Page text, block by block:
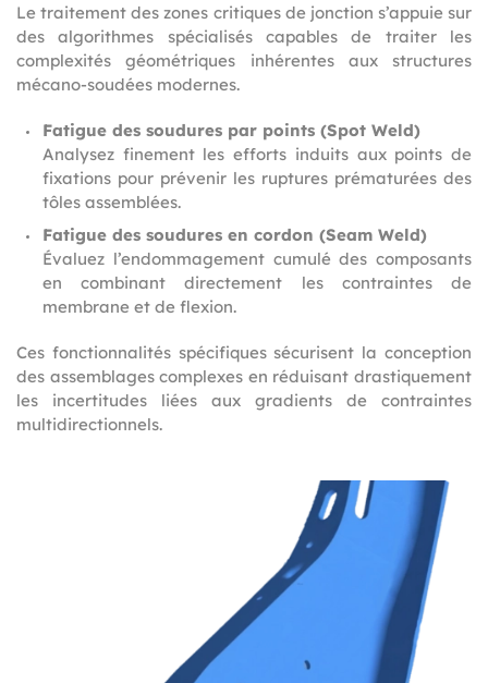
Le traitement des zones critiques de jonction s’appuie sur
des algorithmes spécialisés capables de traiter les
complexités géométriques inhérentes aux structures
mécano-soudées modernes.
Fatigue des soudures par points (Spot Weld)​
Analysez finement les efforts induits aux points de
fixations pour prévenir les ruptures prématurées des
tôles assemblées.
Fatigue des soudures en cordon (Seam Weld)​
Évaluez l’endommagement cumulé des composants
en combinant directement les contraintes de
membrane et de flexion.
Ces fonctionnalités spécifiques sécurisent la conception
des assemblages complexes en réduisant drastiquement
les incertitudes liées aux gradients de contraintes
multidirectionnels.